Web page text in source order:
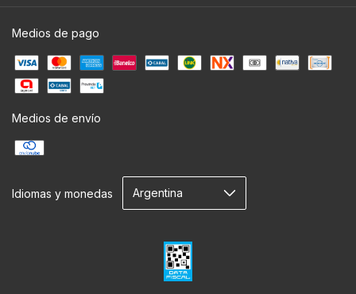
Medios de pago
Medios de envío
Idiomas y monedas